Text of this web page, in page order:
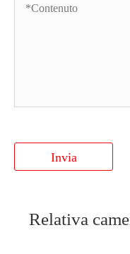
Invia
Relativa